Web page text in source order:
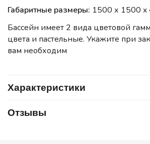
Габаритные размеры: 1500 х 1500 x
Бассейн имеет 2 вида цветовой
цвета и пастельные. Укажите при
вам необходим
Характеристики
Отзывы